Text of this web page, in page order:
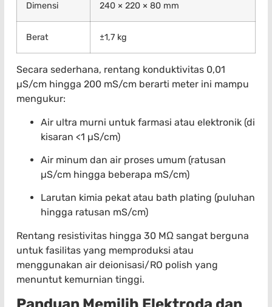
Dimensi 240 × 220 × 80 mm
Berat ±1,7 kg
Secara sederhana, rentang konduktivitas 0,01
µS/cm hingga 200 mS/cm berarti meter ini mampu
mengukur:
Air ultra murni untuk farmasi atau elektronik (di
kisaran <1 µS/cm)
Air minum dan air proses umum (ratusan
µS/cm hingga beberapa mS/cm)
Larutan kimia pekat atau bath plating (puluhan
hingga ratusan mS/cm)
Rentang resistivitas hingga 30 MΩ sangat berguna
untuk fasilitas yang memproduksi atau
menggunakan air deionisasi/RO polish yang
menuntut kemurnian tinggi.